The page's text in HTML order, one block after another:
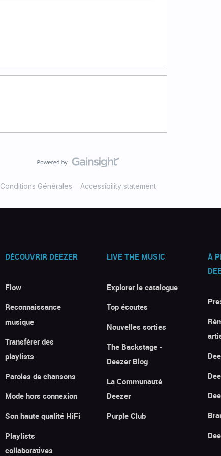
Conditions Générales Accessibility statement
DÉCOUVRIR DEEZER
Flow
Reconnaissance
musique
Transférer des
playlists
Paroles de chansons
Mode hors connexion
Son haute qualité HiFi
Playlists
collaboratives
LIVE THE MUSIC
Explorer le catalogue
Top écoutes
Nouvelles sorties
The Backstage -
Deezer Blog
La Communauté
Deezer
Purple Club
À